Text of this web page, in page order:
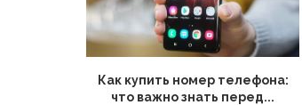
Как купить номер телефона:
что важно знать перед...